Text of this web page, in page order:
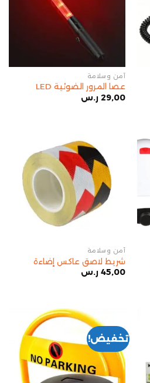
أمن وسلامة
عصا المرور الضوئية LED
29,00 ر.س
أمن وسلامة
شريط لاصق عاكس إضاءة
45,00 ر.س
تخفيض!